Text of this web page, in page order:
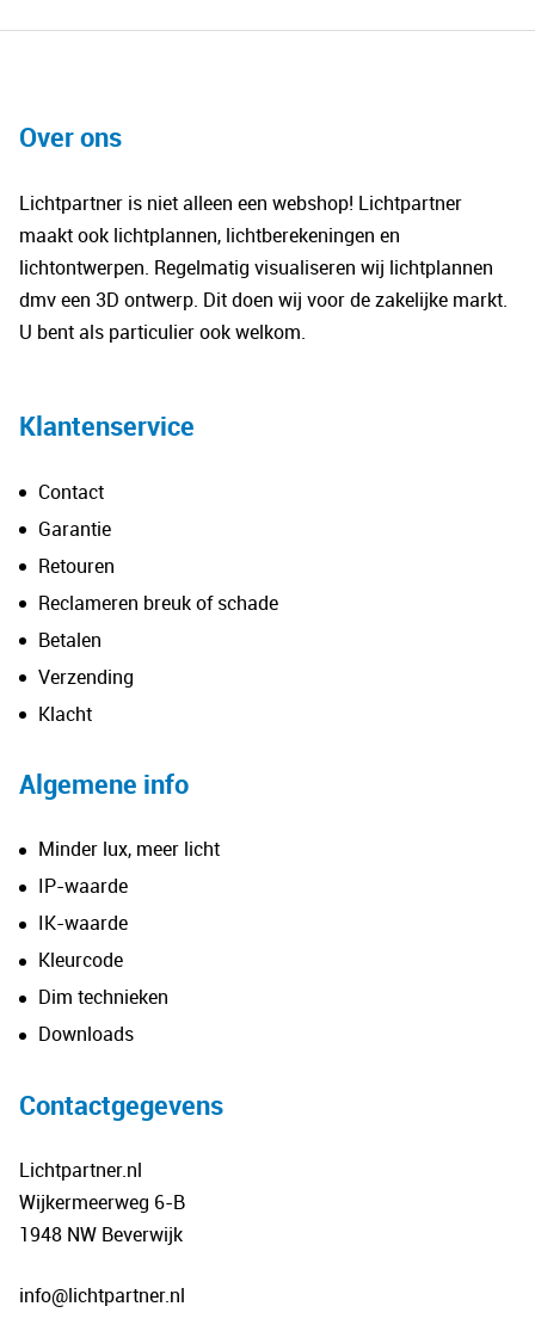
Over ons
Lichtpartner is niet alleen een webshop! Lichtpartner
maakt ook lichtplannen, lichtberekeningen en
lichtontwerpen. Regelmatig visualiseren wij lichtplannen
dmv een 3D ontwerp. Dit doen wij voor de zakelijke markt.
U bent als particulier ook welkom.
Klantenservice
Contact
Garantie
Retouren
Reclameren breuk of schade
Betalen
Verzending
Klacht
Algemene info
Minder lux, meer licht
IP-waarde
IK-waarde
Kleurcode
Dim technieken
Downloads
Contactgegevens
Lichtpartner.nl
Wijkermeerweg 6-B
1948 NW Beverwijk
info@lichtpartner.nl